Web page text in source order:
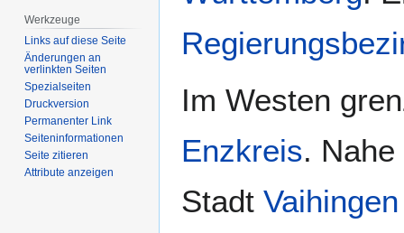
Im Westen
Enzkreis.
Stadt
Werkzeuge
Links auf diese Seite
Änderungen an
verlinkten Seiten
Spezialseiten
Druckversion
Permanenter Link
Seiten­­informationen
Seite zitieren
Attribute anzeigen